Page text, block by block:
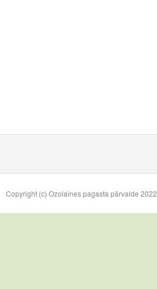
Copyright (c) Ozolaines pagasta pārvalde 2022